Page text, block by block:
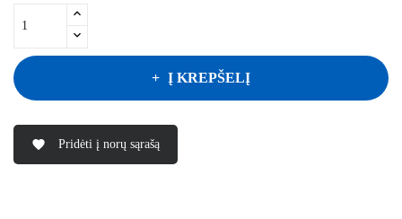
Į KREPŠELĮ
favorite Pridėti į norų sąrašą